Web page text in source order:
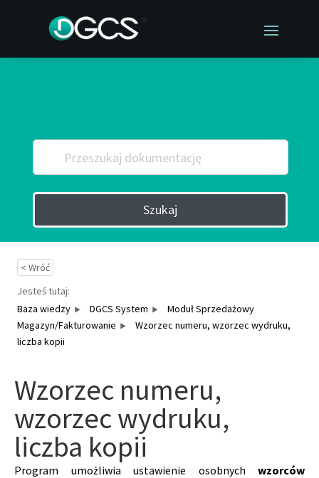
Szukaj
< Wróć
Jesteś tutaj:
Baza wiedzy
DGCS System
Moduł Sprzedażowy
Magazyn/Fakturowanie
Wzorzec numeru, wzorzec wydruku,
liczba kopii
Wzorzec numeru,
wzorzec wydruku,
liczba kopii
Program umożliwia ustawienie osobnych wzorców